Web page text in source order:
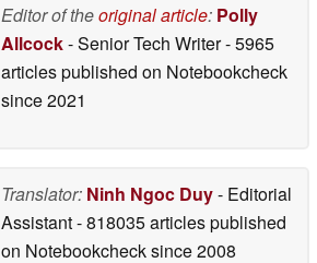
Editor of theoriginal article: Polly
Allcock- Senior Tech Writer- 5965
articles published on Notebookcheck
since 2021
Translator: Ninh Ngoc Duy- Editorial
Assistant- 818035 articles published
on Notebookchecksince 2008